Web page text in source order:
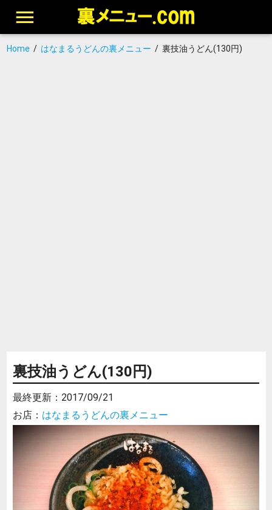
Home/ はなまるうどんの裏メニュー / 裏技油うどん(130円)
裏技油うどん(130円)
最終更新： 2017/09/21
お店： はなまるうどんの裏メニュー